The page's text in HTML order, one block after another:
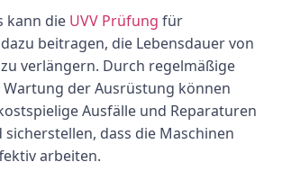
kann die UVV Prüfung für
beitragen, die Lebensdauer von
verlängern. Durch regelmäßige
der Ausrüstung können
Ausfälle und Reparaturen
dass die Maschinen
arbeiten.